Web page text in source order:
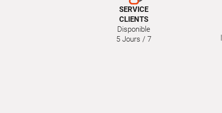
SERVICE
CLIENTS
Disponible
5 Jours / 7